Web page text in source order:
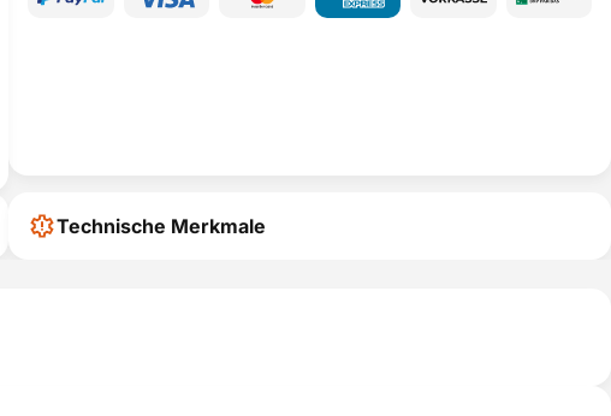
Technische Merkmale